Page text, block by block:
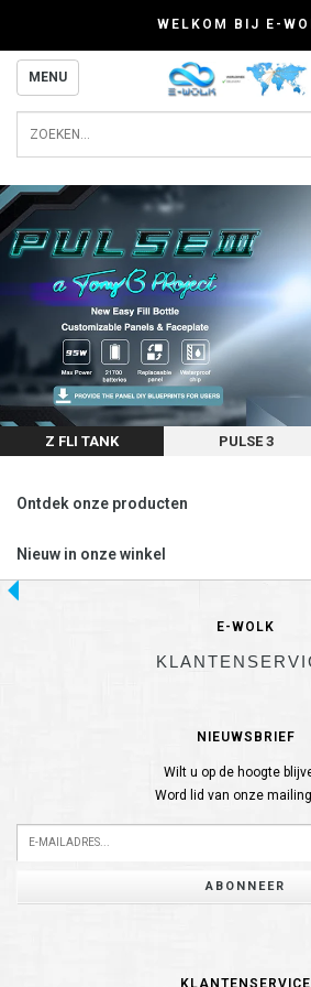
WELKOM BIJ E-
MENU
Z FLI TANK PULSE 3
Ontdek onze producten
Nieuw in onze winkel
E-WOLK
NIEUWSBRIEF
Wilt u op de hoogte
Word lid van onze
ABONNEER
KLANTENSERVICE